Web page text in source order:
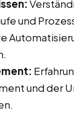
und
und der